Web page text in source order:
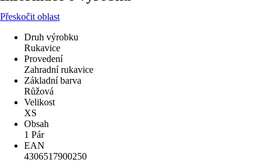
Přeskočit oblast
Druh výrobku
Rukavice
Provedení
Zahradní rukavice
Základní barva
Růžová
Velikost
XS
Obsah
1 Pár
EAN
4306517900250